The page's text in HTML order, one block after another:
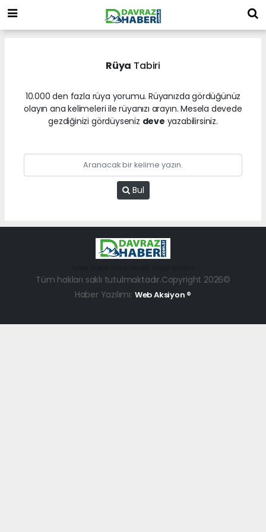
Rüya Tabiri
10.000 den fazla rüya yorumu. Rüyanızda gördüğünüz
olayın ana kelimeleri ile rüyanızı arayın. Mesela devede
gezdiğinizi gördüyseniz deve yazabilirsiniz.
Bul
Tüm hakları saklı tutulmaktadır.Copyright 2026©
Haber Yazılımı: Web Aksiyon ®